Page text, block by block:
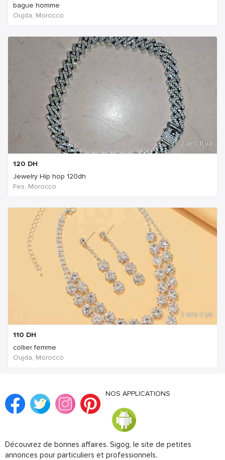
bague homme
Oujda, Morocco
2 ans Il ya
120 DH
Jewelry Hip hop 120dh
Fes, Morocco
2 ans Il ya
110 DH
collier femme
Oujda, Morocco
NOS APPLICATIONS
Découvrez de bonnes affaires. Sigog, le site de petites
annonces pour particuliers et professionnels.